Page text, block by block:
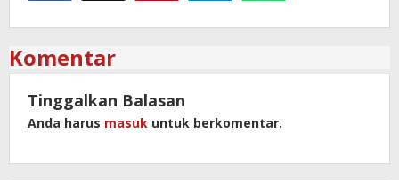
Komentar
Tinggalkan Balasan
Anda harus masuk untuk berkomentar.